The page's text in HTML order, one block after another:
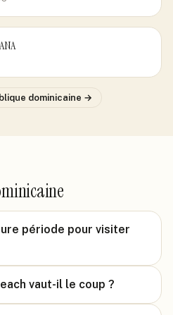
dominicaine →
période pour visiter
vaut-il le coup ?